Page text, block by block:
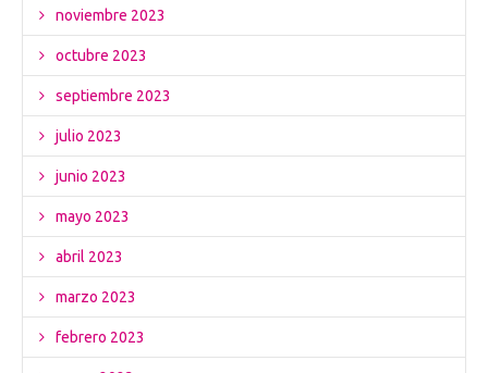
noviembre 2023
octubre 2023
septiembre 2023
julio 2023
junio 2023
mayo 2023
abril 2023
marzo 2023
febrero 2023